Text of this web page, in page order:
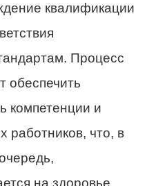
квалификации
Процесс
обеспечить
компетенции и
работников, что, в